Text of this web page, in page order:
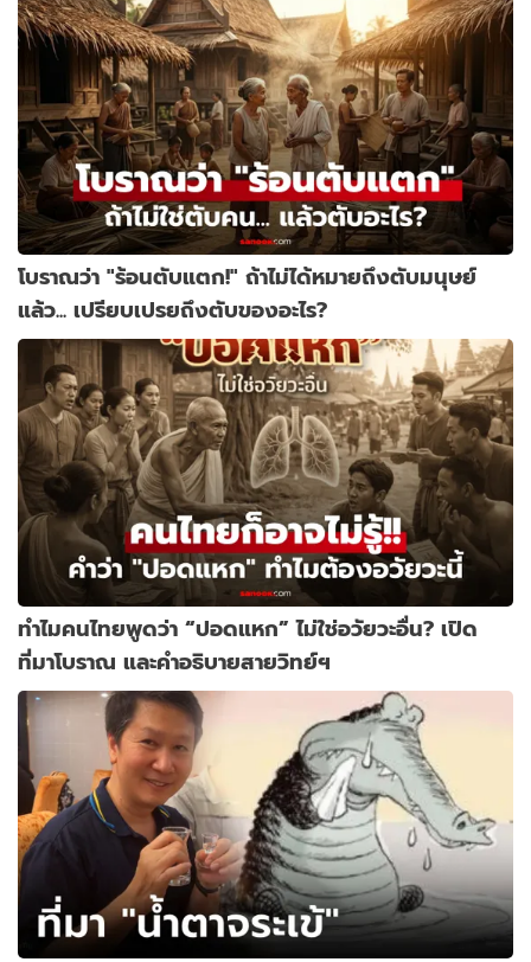
โบราณว่า "ร้อนตับแตก!" ถ้าไม่ได้หมายถึงตับมนุษย์
แล้ว... เปรียบเปรยถึงตับของอะไร?
ทำไมคนไทยพูดว่า “ปอดแหก” ไม่ใช่อวัยวะอื่น? เปิด
ที่มาโบราณ และคำอธิบายสายวิทย์ฯ